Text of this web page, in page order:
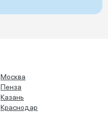
Москва
Пенза
Казань
Краснодар